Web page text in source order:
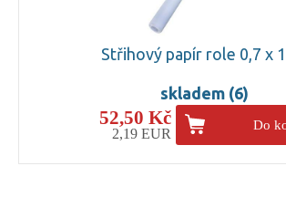
Střihový papír role 0,7 x
skladem (6)
52,50 Kč
2,19 EUR
Do